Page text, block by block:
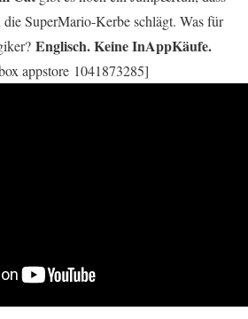
SuperMario-Kerbe schlägt. Was für
Englisch. Keine InAppKäufe.
appstore 1041873285]